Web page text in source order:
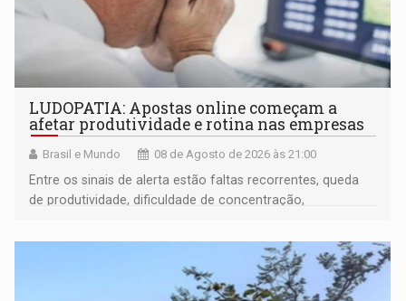
LUDOPATIA: Apostas online começam a
afetar produtividade e rotina nas empresas
Brasil e Mundo 08 de Agosto de 2026 às 21:00
Entre os sinais de alerta estão faltas recorrentes, queda
de produtividade, dificuldade de concentração,